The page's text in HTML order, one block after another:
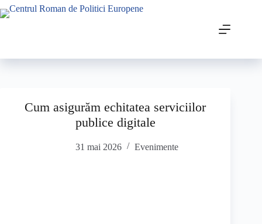
Cum asigurăm echitatea serviciilor
publice digitale
31 mai 2026 Evenimente